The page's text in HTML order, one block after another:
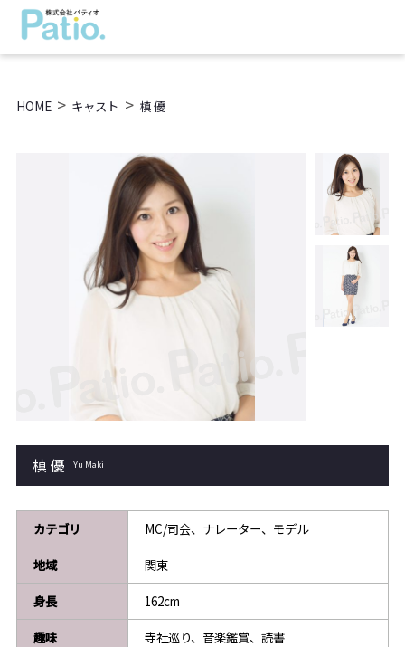
HOME > キャスト > 槙 優
槙 優 Yu Maki
カテゴリ
MC/司会、ナレーター、モデル
地域
関東
身長
162cm
趣味
寺社巡り、音楽鑑賞、読書